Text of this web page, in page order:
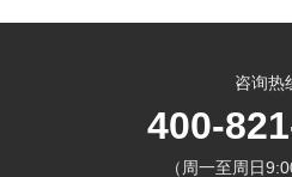
咨询热
400-
（周一至周日